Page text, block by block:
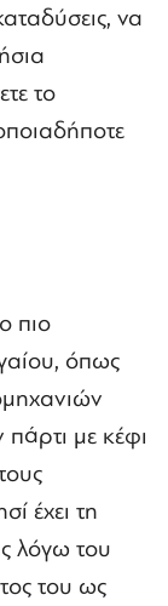
να
το
πιο
όπως
με κέφι
έχει τη
λόγω του
του ως